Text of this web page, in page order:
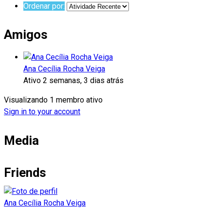
Ordenar por:
Amigos
Ana Cecília Rocha Veiga
Ativo 2 semanas, 3 dias atrás
Visualizando 1 membro ativo
Sign in to your account
Media
Friends
Ana Cecília Rocha Veiga